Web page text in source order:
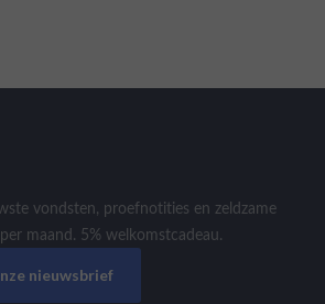
vondsten, proefnotities en zeldzame
maand. 5% welkomstcadeau.
nieuwsbrief